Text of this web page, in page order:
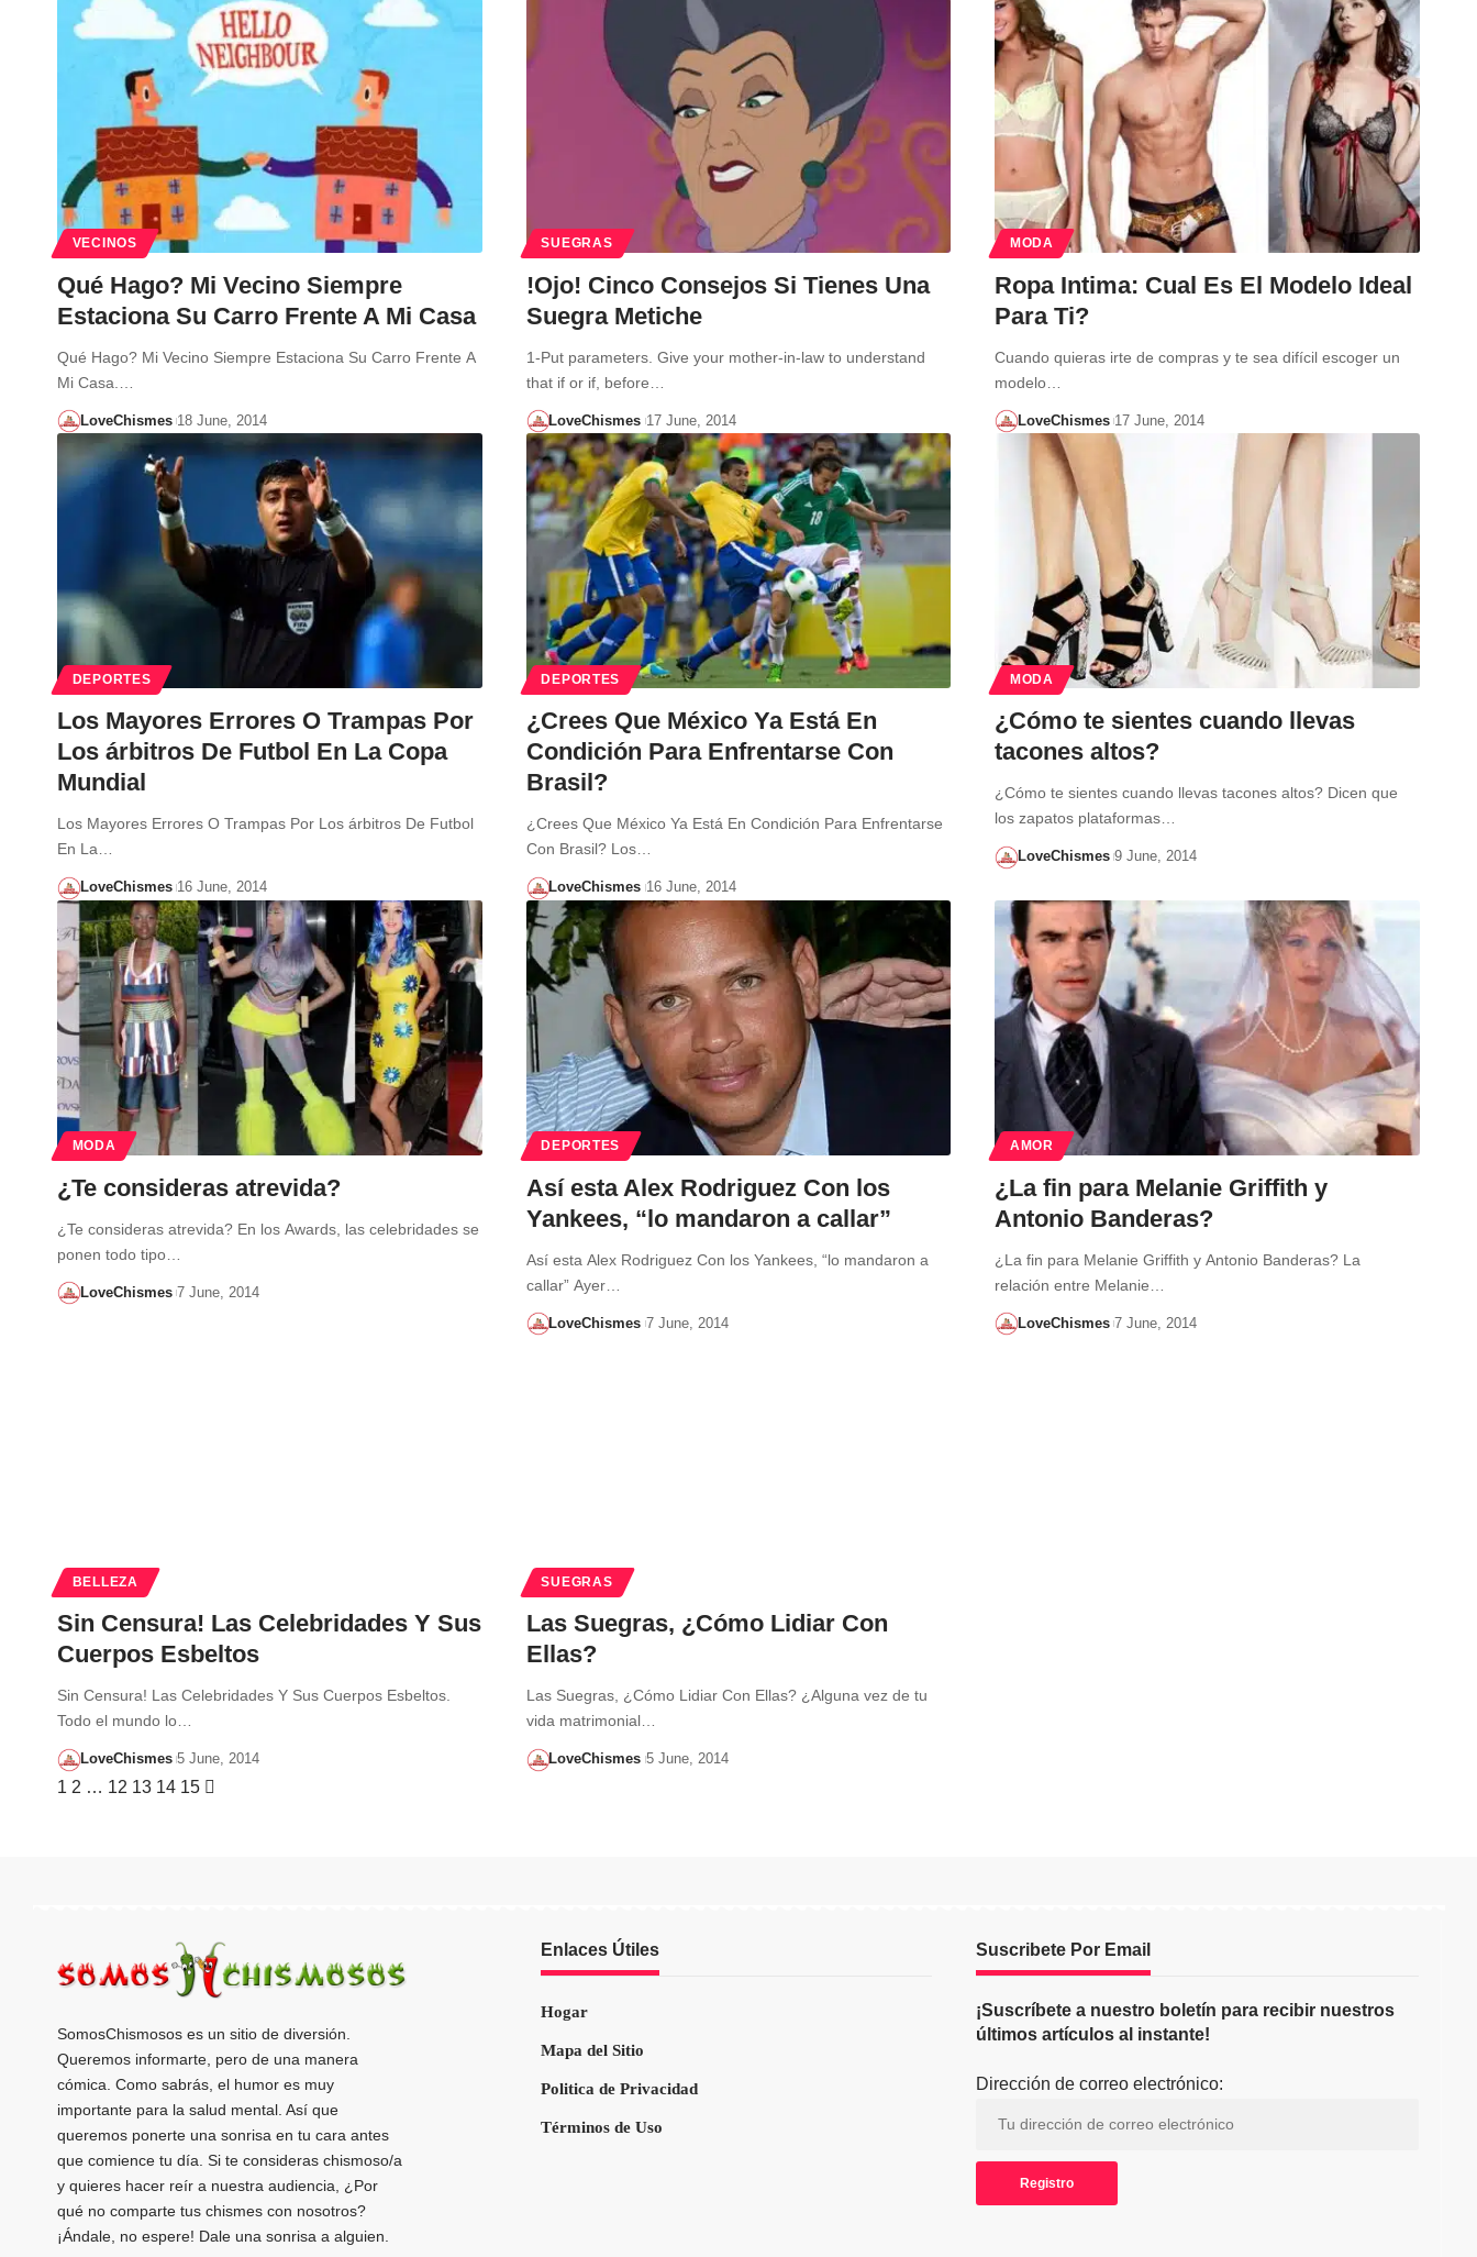
VECINOS
Qué Hago? Mi Vecino Siempre
Estaciona Su Carro Frente A Mi Casa
Qué Hago? Mi Vecino Siempre Estaciona Su Carro Frente A
Mi Casa.…
LoveChismes 18 June, 2014
SUEGRAS
!Ojo! Cinco Consejos Si Tienes Una
Suegra Metiche
1-Put parameters. Give your mother-in-law to understand
that if or if, before…
LoveChismes 17 June, 2014
MODA
Ropa Intima: Cual Es El Modelo Ideal
Para Ti?
Cuando quieras irte de compras y te sea difícil escoger un
modelo…
LoveChismes 17 June, 2014
DEPORTES
Los Mayores Errores O Trampas Por
Los árbitros De Futbol En La Copa
Mundial
Los Mayores Errores O Trampas Por Los árbitros De Futbol
En La…
LoveChismes 16 June, 2014
DEPORTES
¿Crees Que México Ya Está En
Condición Para Enfrentarse Con
Brasil?
¿Crees Que México Ya Está En Condición Para Enfrentarse
Con Brasil? Los…
LoveChismes 16 June, 2014
MODA
¿Cómo te sientes cuando llevas
tacones altos?
¿Cómo te sientes cuando llevas tacones altos? Dicen que
los zapatos plataformas…
LoveChismes 9 June, 2014
MODA
¿Te consideras atrevida?
¿Te consideras atrevida? En los Awards, las celebridades se
ponen todo tipo…
LoveChismes 7 June, 2014
DEPORTES
Así esta Alex Rodriguez Con los
Yankees, “lo mandaron a callar”
Así esta Alex Rodriguez Con los Yankees, “lo mandaron a
callar” Ayer…
LoveChismes 7 June, 2014
AMOR
¿La fin para Melanie Griffith y
Antonio Banderas?
¿La fin para Melanie Griffith y Antonio Banderas? La
relación entre Melanie…
LoveChismes 7 June, 2014
BELLEZA
Sin Censura! Las Celebridades Y Sus
Cuerpos Esbeltos
Sin Censura! Las Celebridades Y Sus Cuerpos Esbeltos.
Todo el mundo lo…
LoveChismes 5 June, 2014
SUEGRAS
Las Suegras, ¿Cómo Lidiar Con
Ellas?
Las Suegras, ¿Cómo Lidiar Con Ellas? ¿Alguna vez de tu
vida matrimonial…
LoveChismes 5 June, 2014
1 2 … 12 13 14 15
SomosChismosos es un sitio de diversión.
Queremos informarte, pero de una manera
cómica. Como sabrás, el humor es muy
importante para la salud mental. Así que
queremos ponerte una sonrisa en tu cara antes
que comience tu día. Si te consideras chismoso/a
y quieres hacer reír a nuestra audiencia, ¿Por
qué no comparte tus chismes con nosotros?
¡Ándale, no espere! Dale una sonrisa a alguien.
Enlaces Útiles
Hogar
Mapa del Sitio
Politica de Privacidad
Términos de Uso
Suscribete Por Email
¡Suscríbete a nuestro boletín para recibir nuestros
últimos artículos al instante!
Dirección de correo electrónico: